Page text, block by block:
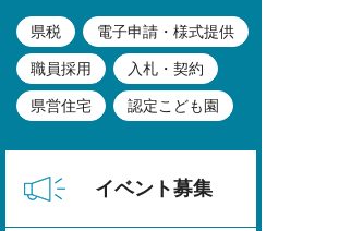
県税 電子申請・様式提供
職員採用 入札・契約
県営住宅 認定こども園
イベント募集